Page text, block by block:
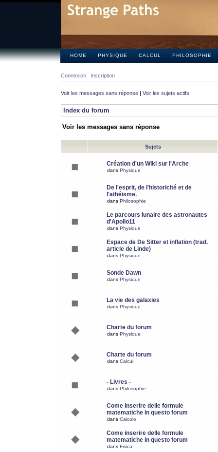
HOME PHYSIQUE CALCUL PHILOSOPHIE
Connexion Inscription
Voir les messages sans réponse | Voir les sujets actifs
Index du forum
Voir les messages sans réponse
Sujets
Création d'un Wiki sur l'Arche
dans Physique
De l'esprit, de l'historicité et de
l'athéisme.
dans Philosophie
Le parcours lunaire des astronautes
d'Apollo11
dans Physique
Espace de De Sitter et inflation (trad.
article de Linde)
dans Physique
Sonde Dawn
dans Physique
La vie des galaxies
dans Physique
Charte du forum
dans Physique
Charte du forum
dans Calcul
- Livres -
dans Philosophie
Come inserire delle formule
matematiche in questo forum
dans Calcolo
Come inserire delle formule
matematiche in questo forum
dans Fisica